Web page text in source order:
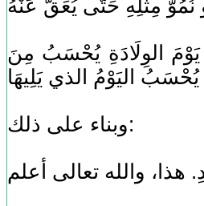
يَوْمَ الوِلَادَةِ يُحْسَبُ مِنَ
وبناء على ذلك: